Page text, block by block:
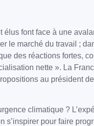
font face à une
le marché du travail ;
des réactions fortes,
nette ». La
au président
climatique ?
pour faire